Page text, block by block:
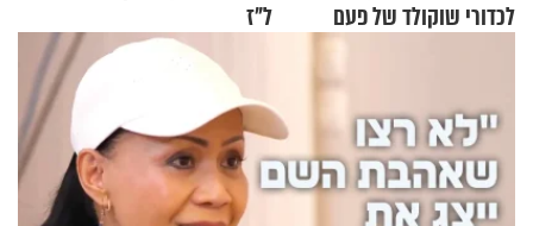
לכדורי שוקולד של פעם
ל"ז